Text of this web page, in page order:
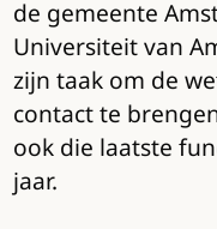
de gemeente
Universiteit van
zijn taak om de
contact te
ook die laatste
jaar.